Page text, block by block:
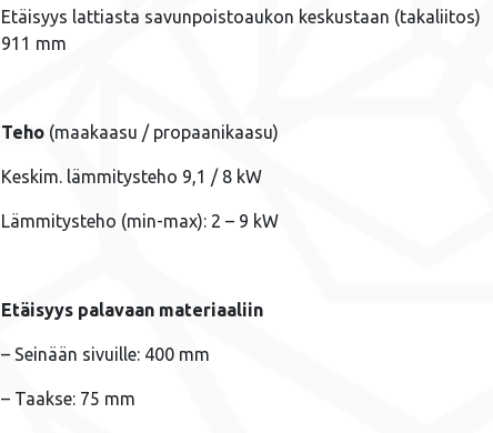
Etäisyys lattiasta savunpoistoaukon keskustaan (takaliitos)
911 mm
Teho (maakaasu / propaanikaasu)
Keskim. lämmitysteho 9,1 / 8 kW
Lämmitysteho (min-max): 2 – 9 kW
Etäisyys palavaan materiaaliin
– Seinään sivuille: 400 mm
– Taakse: 75 mm